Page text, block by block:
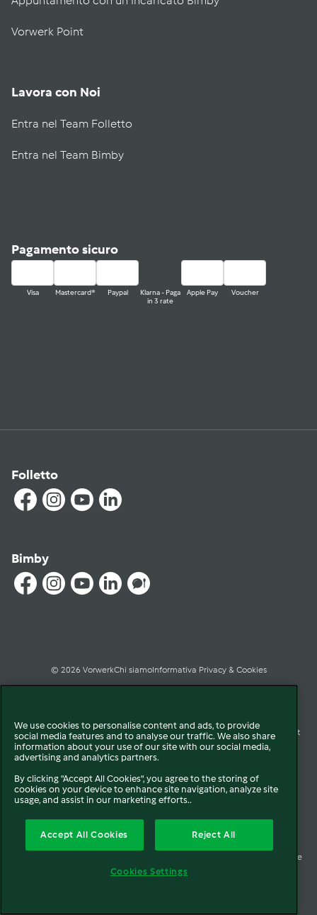
Vorwerk Point
Lavora con Noi
Entra nel Team Folletto
Entra nel Team Bimby
Pagamento sicuro
Visa Mastercard® Paypal
Klarna - Paga
in 3 rate
Apple Pay Voucher
Folletto
Bimby
© 2026 VorwerkChi siamoInformativa Privacy & Cookies
Condizioni Generali di Vendita Informazioni LegaliDiritto di RecessoImprint
Modello OrganizzativoCodice Etico
Segnalazioni (whistleblowing)Dichiarazione di Accessibilità
Società trasparente
We use cookies to personalise content and ads, to provide
social media features and to analyse our traffic. We also share
information about your use of our site with our social media,
advertising and analytics partners.
By clicking "Accept All Cookies", you agree to the storing of
cookies on your device to enhance site navigation, analyze site
usage, and assist in our marketing efforts..
Accept All Cookies Reject All
Cookies Settings